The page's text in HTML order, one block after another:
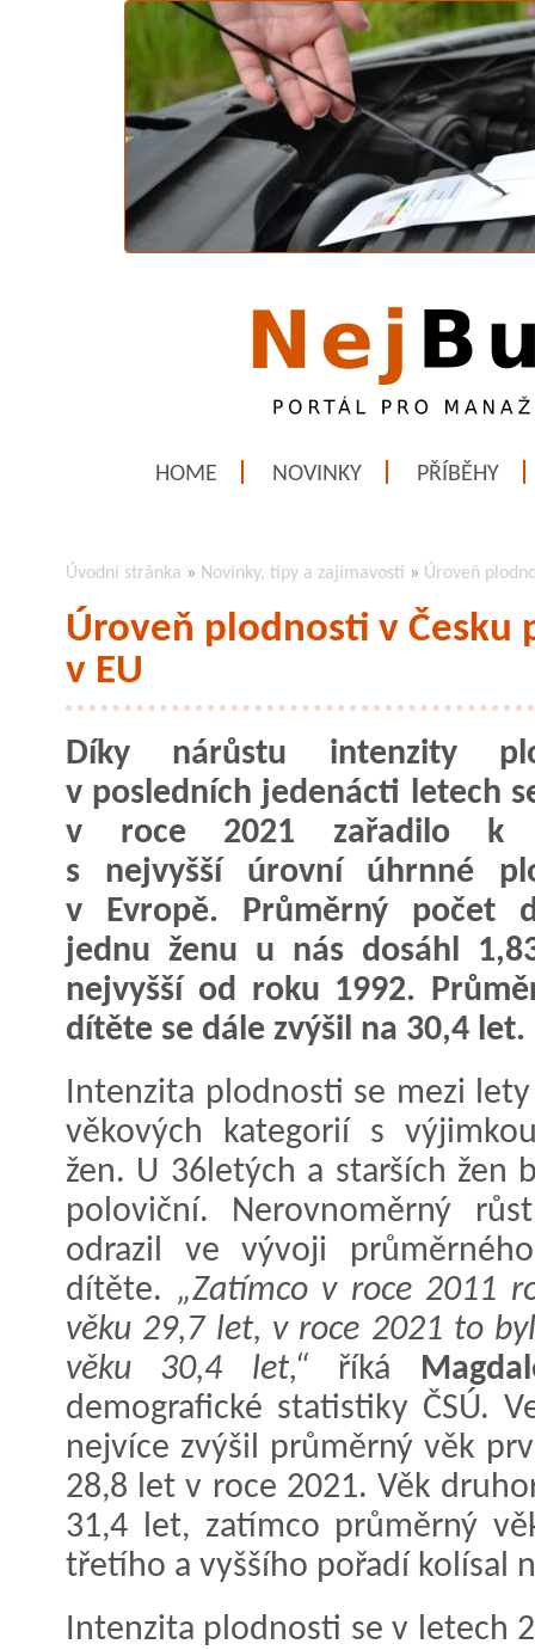
HOME NOVINKY PŘÍBĚHY
Úvodní stránka » Novinky, tipy a zajímavosti » Úroveň
Úroveň plodnosti v
v EU
Díky nárůstu intenzity
v posledních jedenácti letech
v roce 2021 zařadilo k
s nejvyšší úrovní úhrnné
v Evropě. Průměrný počet
jednu ženu u nás dosáhl
nejvyšší od roku 1992.
dítěte se dále zvýšil na 30,4 let.
Intenzita plodnosti se mezi
věkových kategorií s
žen. U 36letých a starších žen
poloviční. Nerovnoměrný
odrazil ve vývoji
dítěte. „Zatímco v roce 2011
věku 29,7 let, v roce 2021 to
věku 30,4 let,“ říká
demografické statistiky ČSÚ.
nejvíce zvýšil průměrný věk
28,8 let v roce 2021. Věk
31,4 let, zatímco průměrný
třetího a vyššího pořadí kolísal
Intenzita plodnosti se v letech